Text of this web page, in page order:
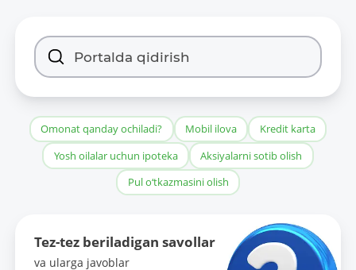
Omonat qanday ochiladi? Mobil ilova
Kredit karta
Yosh oilalar uchun ipoteka
Aksiyalarni sotib olish
Pul o‘tkazmasini olish
Tez-tez beriladigan savollar
va ularga javoblar